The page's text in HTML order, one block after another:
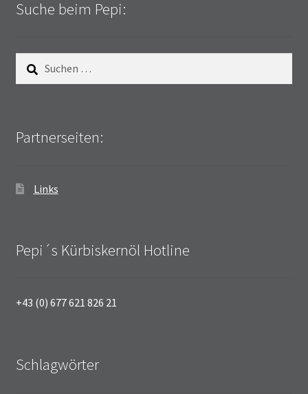
Suche beim Pepi:
nach:
Partnerseiten:
Links
Pepi´s Kürbiskernöl Hotline
+43 (0) 677 621 826 21
Schlagwörter